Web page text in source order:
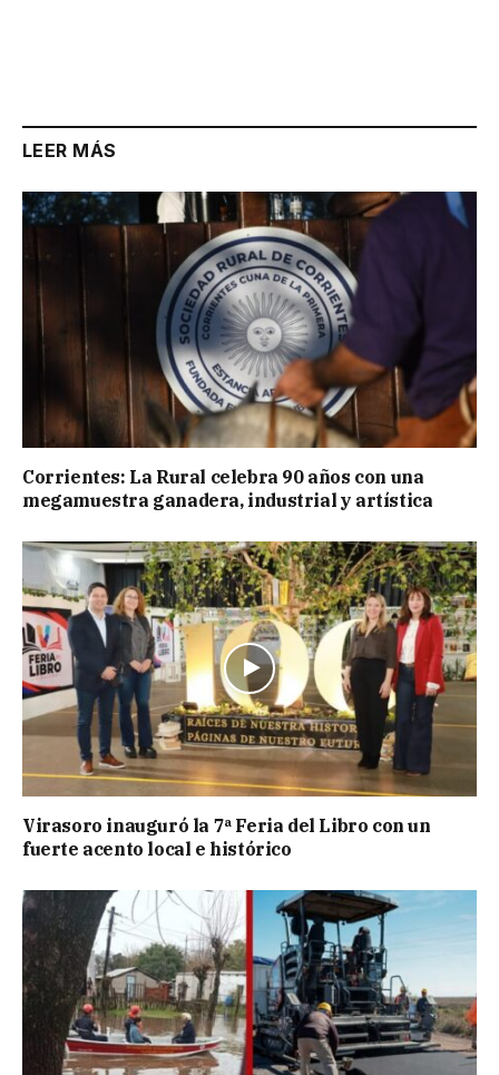
LEER MÁS
Corrientes: La Rural celebra 90 años con una
megamuestra ganadera, industrial y artística
Virasoro inauguró la 7ª Feria del Libro con un
fuerte acento local e histórico